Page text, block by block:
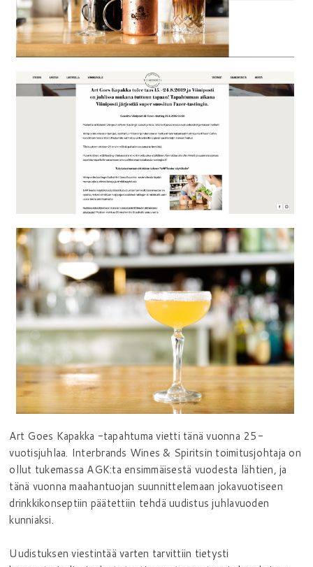
Art Goes Kapakka -tapahtuma vietti tänä vuonna 25-
vuotisjuhlaa. Interbrands Wines & Spiritsin toimitusjohtaja on
ollut tukemassa AGK:ta ensimmäisestä vuodesta lähtien, ja
tänä vuonna maahantuojan suunnittelemaan jokavuotiseen
drinkkikonseptiin päätettiin tehdä uudistus juhlavuoden
kunniaksi.
Uudistuksen viestintää varten tarvittiin tietysti